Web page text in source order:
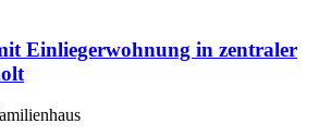
Einliegerwohnung in zentraler